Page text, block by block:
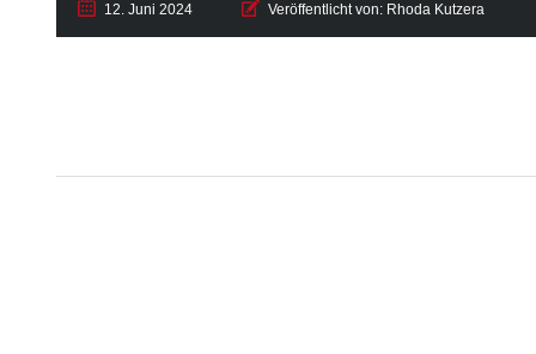
12. Juni 2024 Veröffentlicht von: Rhoda Kutzera